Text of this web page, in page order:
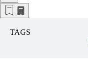
TAGS